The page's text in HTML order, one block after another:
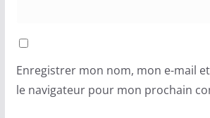
Enregistrer mon nom, mon e-mail
le navigateur pour mon prochain